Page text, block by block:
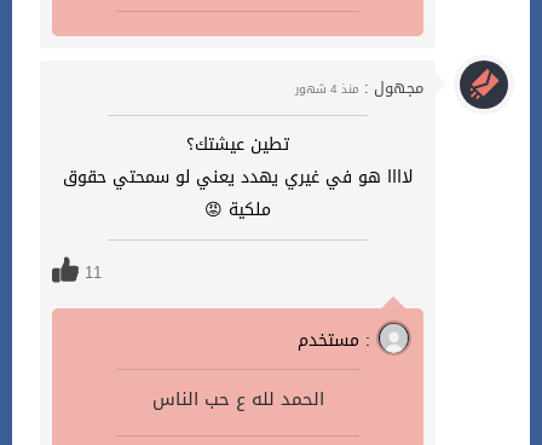
مجهول : منذ 4 شهور
تطين عيشتك؟
لاااا هو في غيري يهدد يعني لو سمحتي حقوق
ملكية 😡
11
مستخدم :
الحمد لله ع حب الناس